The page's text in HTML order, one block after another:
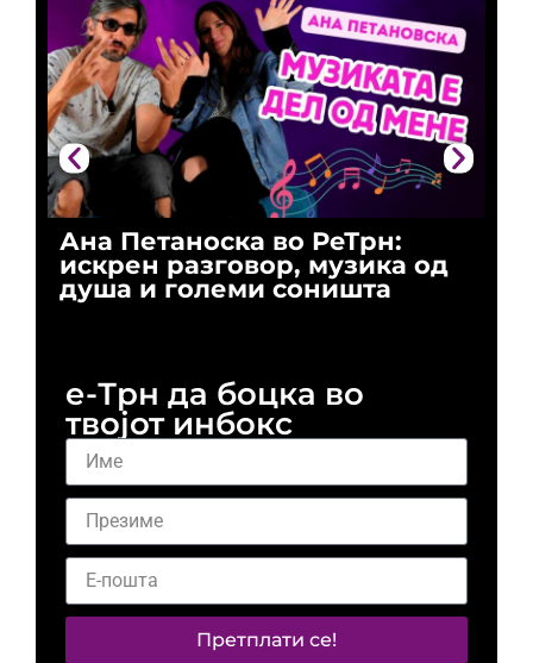
Ана Петаноска во РеТрн:
искрен разговор, музика од
душа и големи соништа
е-Трн да боцка во
твојот инбокс
Претплати се!